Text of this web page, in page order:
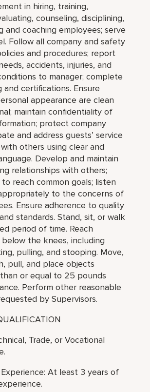
in hiring, training,
counseling, disciplining,
and coaching employees; serve
Follow all company and safety
and procedures; report
accidents, injuries, and
to manager; complete
certifications. Ensure
appearance are clean
maintain confidentiality of
protect company
and address guests’ service
others using clear and
Develop and maintain
relationships with others;
reach common goals; listen
to the concerns of
Ensure adherence to quality
standards. Stand, sit, or walk
period of time. Reach
the knees, including
pulling, and stooping. Move,
pull, and place objects
or equal to 25 pounds
Perform other reasonable
by Supervisors.
Trade, or Vocational
At least 3 years of